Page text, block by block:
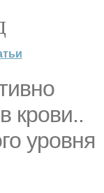
крови..
уровня